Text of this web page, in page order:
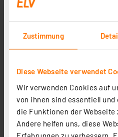
Zustimmung
Diese Webseite verwendet
Wir verwenden Cookies auf
von ihnen sind essentiell
die Funktionen der Webseite
Andere helfen uns, diese
Erfahrungen zu verbessern.
Homematic IP Smart Home
HmIP-FWI
Artikel-Nr. 155182
2 3 4 5